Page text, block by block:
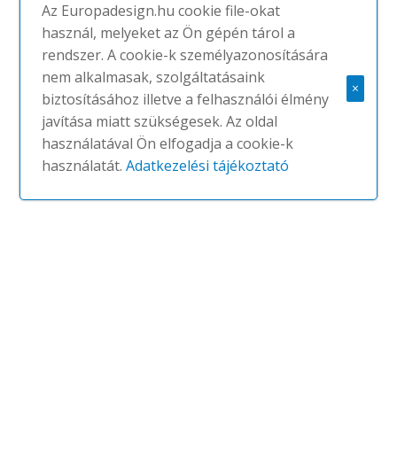
Welcome
MARTEX
Az Europadesign.hu cookie file-okat
használ, melyeket az Ön gépén tárol a
rendszer. A cookie-k személyazonosítására
nem alkalmasak, szolgáltatásaink
biztosításához illetve a felhasználói élmény
javítása miatt szükségesek. Az oldal
használatával Ön elfogadja a cookie-k
használatát.Adatkezelési tájékoztató
×